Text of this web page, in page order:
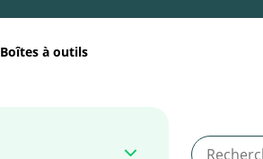
Boîtes à outils